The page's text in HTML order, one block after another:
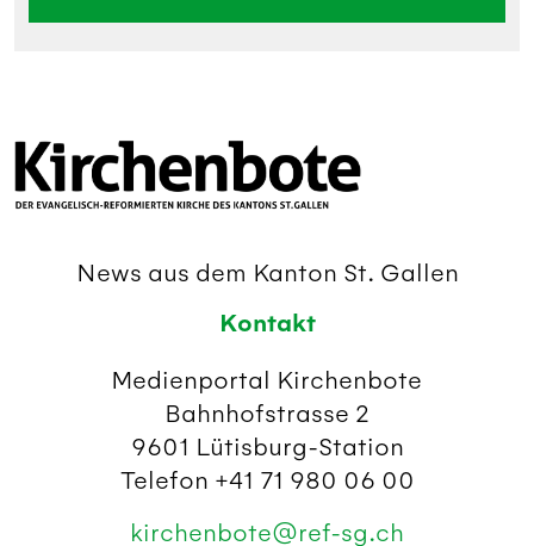
News aus dem Kanton St. Gallen
Kontakt
Medienportal Kirchenbote
Bahnhofstrasse 2
9601 Lütisburg-Station
Telefon +41 71 980 06 00
kirchenbote@ref-sg.ch